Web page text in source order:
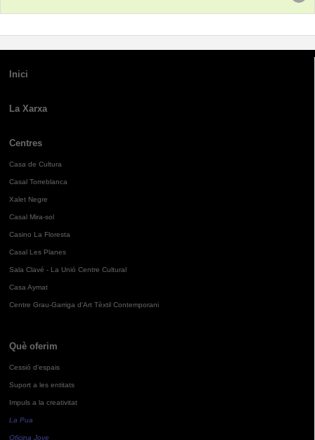
Inici
La Xarxa
Centres
Casa de Cultura
Casal Torreblanca
Xalet Negre
Casal Mira-sol
Casino La Floresta
Casal Les Planes
Sala Clavé - La Unió Centre Cultural
Casa Aymat
Centre Grau-Garriga d'Art Tèxtil Contemporani
Què oferim
Cessió d'espais
Suport a les entitats
Impuls a la creativitat
La Pua
Oficina Jove